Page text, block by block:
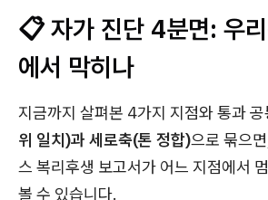
📋 자가 진단 4분면: 우
에서 막히나
지금까지 살펴본 4가지 지점와 통과 공
위 일치)과 세로축(톤 정합)으로 묶으
스 복리후생 보고서가 어느 지점에서
볼 수 있습니다.